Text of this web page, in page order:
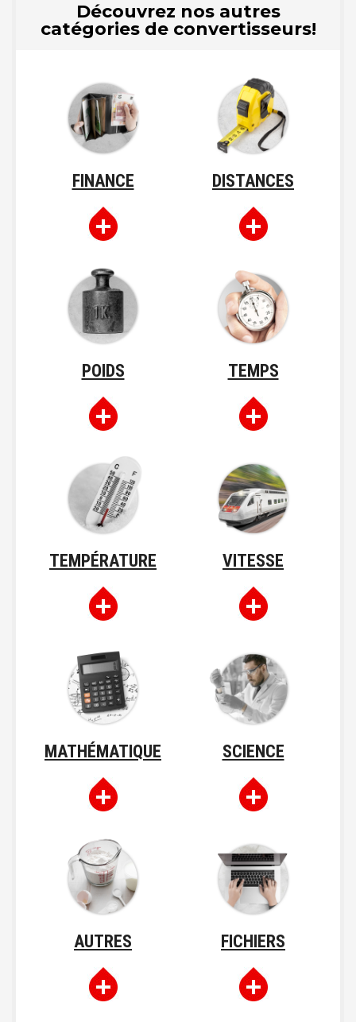
Découvrez nos autres
catégories de convertisseurs!
FINANCE DISTANCES
POIDS TEMPS
TEMPÉRATURE VITESSE
MATHÉMATIQUE SCIENCE
AUTRES FICHIERS